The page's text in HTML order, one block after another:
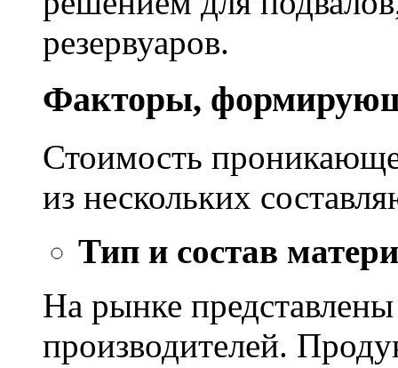
резервуаров.
Факторы,
Стоимость
из нескольких
Тип и состав
На рынке
производителей.